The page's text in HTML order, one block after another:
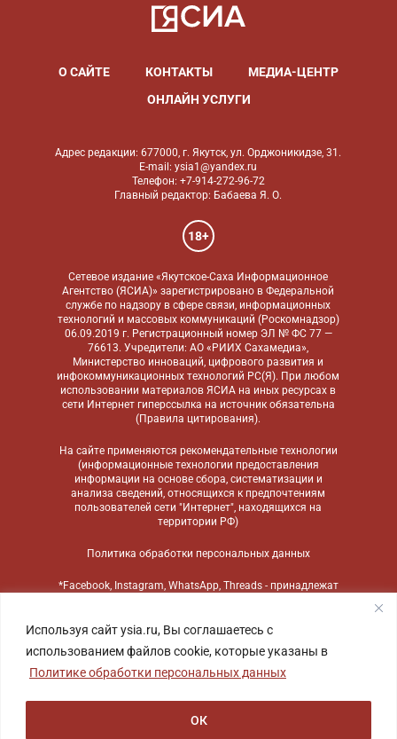
Используя сайт ysia.ru, Вы соглашаетесь с
использованием файлов cookie, которые указаны в
Политике обработки персональных данных
ОК
О САЙТЕ КОНТАКТЫ
МЕДИА-ЦЕНТР
ОНЛАЙН УСЛУГИ
Адрес редакции: 677000, г. Якутск, ул. Орджоникидзе, 31.
E-mail: ysia1@yandex.ru
Телефон: +7-914-272-96-72
Главный редактор: Бабаева Я. О.
18+
Сетевое издание «Якутское-Саха Информационное
Агентство (ЯСИА)» зарегистрировано в Федеральной
службе по надзору в сфере связи, информационных
технологий и массовых коммуникаций (Роскомнадзор)
06.09.2019 г. Регистрационный номер ЭЛ № ФС 77 —
76613. Учредители: АО «РИИХ Сахамедиа»,
Министерство инноваций, цифрового развития и
инфокоммуникационных технологий РС(Я). При любом
использовании материалов ЯСИА на иных ресурсах в
сети Интернет гиперссылка на источник обязательна
(Правила цитирования).
На сайте применяются рекомендательные технологии
(информационные технологии предоставления
информации на основе сбора, систематизации и
анализа сведений, относящихся к предпочтениям
пользователей сети "Интернет", находящихся на
территории РФ)
Политика обработки персональных данных
*Facebook, Instagram, WhatsApp, Threads - принадлежат